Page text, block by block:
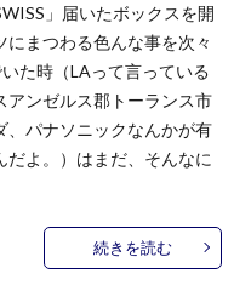
」届いたボックスを開
まつわる色んな事を次々
た時（LAって言っている
アンゼルス郡トーランス市
、パナソニックなんかが有
だよ。）はまだ、そんなに
続きを読む